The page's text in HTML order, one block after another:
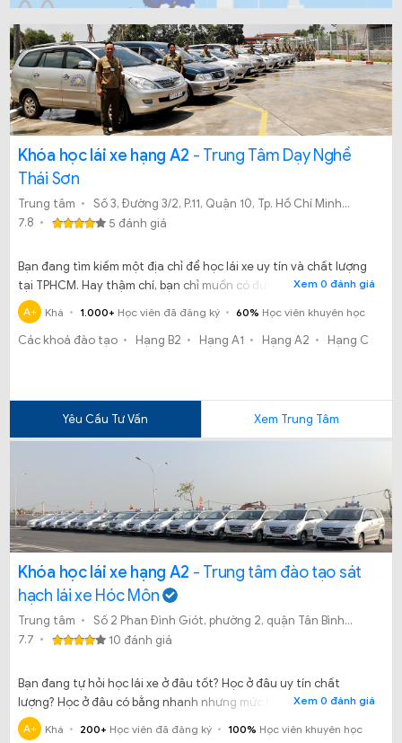
Khóa học lái xe hạng A2 - Trung Tâm Dạy Nghề
Thái Sơn
Trung tâm
Số 3, Đường 3/2, P.11, Quận 10, Tp. Hồ Chí Minh
7.8
5 đánh giá
Bạn đang tìm kiếm một địa chỉ để học lái xe uy tín và chất lượng
tại TPHCM. Hay thậm chí, bạn chỉ muốn có được tấm bằng để
phục vụ cho nhu cầu đi lại – công việc hiện tại. Nhưng bạn vẫn
đang phân vân không biết học lái xe ô tô tại Trung tâm dạy nghề
Thái Sơn TP.HCM có uy tín chất lượng hay không?
Xem 0 đánh giá
A+ Khá 1.000+ Học viên đã đăng ký 60% Học viên khuyên học
Các khoá đào tạo Hạng B2 Hạng A1 Hạng A2 Hạng C
Yêu Cầu Tư Vấn Xem Trung Tâm
Khóa học lái xe hạng A2 - Trung tâm đào tạo sát
hạch lái xe Hóc Môn
Trung tâm
Số 2 Phan Đình Giót, phường 2, quận Tân Bình, Tp.HCM
7.7
10 đánh giá
Bạn đang tự hỏi học lái xe ở đâu tốt? Học ở đâu uy tín chất
lượng? Học ở đâu có bằng nhanh nhưng mức học phí phải đúng
quy định?
Xem 0 đánh giá
A+ Khá 200+ Học viên đã đăng ký 100% Học viên khuyên học